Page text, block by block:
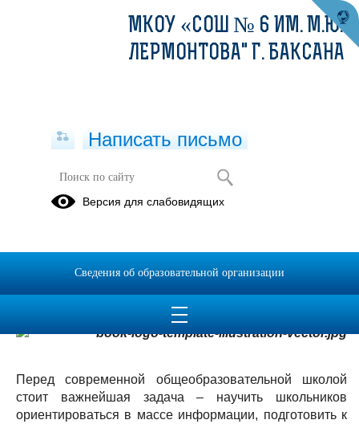
Школьная библиотека
книги и живые человеческие отношения»
А.И. Герцен
Перед современной общеобразовательной школой
стоит важнейшая задача – научить школьников
ориентироваться в массе информации, подготовить к
МКОУ «СОШ № 6 ИМ. М.Ю.
ЛЕРМОНТОВА" Г. БАКСАНА
Написать письмо
Версия для слабовидящих
Сведения об образовательной организации